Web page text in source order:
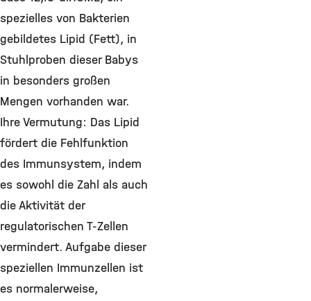
spezielles von Bakterien
gebildetes Lipid (Fett), in
Stuhlproben dieser Babys
in besonders großen
Mengen vorhanden war.
Ihre Vermutung: Das Lipid
fördert die Fehlfunktion
des Immunsystem, indem
es sowohl die Zahl als auch
die Aktivität der
regulatorischen T-Zellen
vermindert. Aufgabe dieser
speziellen Immunzellen ist
es normalerweise,